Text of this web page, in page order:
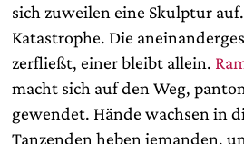
sich zuweilen eine Skulptur
Katastrophe. Die
zerfließt, einer bleibt allein.
macht sich auf den Weg,
gewendet. Hände wachsen in
Tanzenden heben jemanden,